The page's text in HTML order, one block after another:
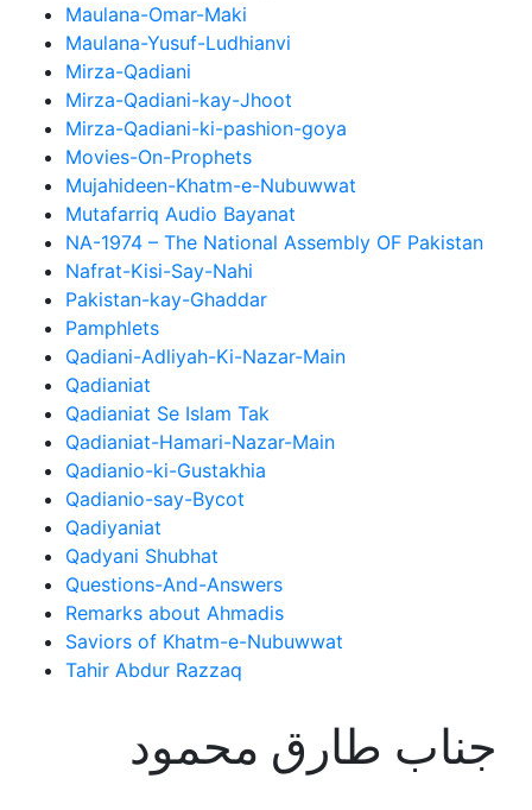
Maulana-Omar-Maki
Maulana-Yusuf-Ludhianvi
Mirza-Qadiani
Mirza-Qadiani-kay-Jhoot
Mirza-Qadiani-ki-pashion-goya
Movies-On-Prophets
Mujahideen-Khatm-e-Nubuwwat
Mutafarriq Audio Bayanat
NA-1974 – The National Assembly OF Pakistan
Nafrat-Kisi-Say-Nahi
Pakistan-kay-Ghaddar
Pamphlets
Qadiani-Adliyah-Ki-Nazar-Main
Qadianiat
Qadianiat Se Islam Tak
Qadianiat-Hamari-Nazar-Main
Qadianio-ki-Gustakhia
Qadianio-say-Bycot
Qadiyaniat
Qadyani Shubhat
Questions-And-Answers
Remarks about Ahmadis
Saviors of Khatm-e-Nubuwwat
Tahir Abdur Razzaq
جناب طارق محمود